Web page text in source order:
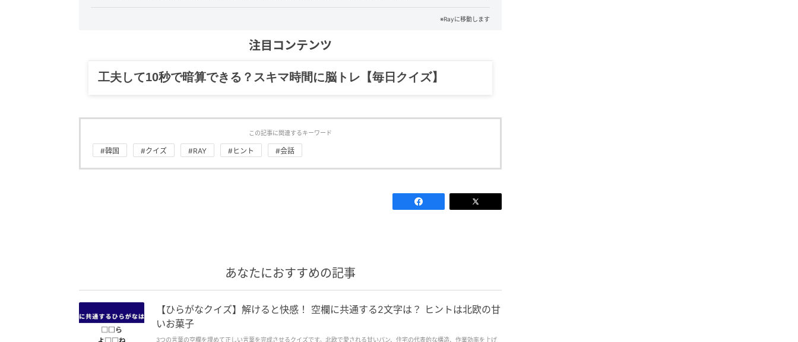
※Rayに移動します
注目コンテンツ
工夫して10秒で暗算できる？スキマ時間に脳トレ【毎日クイズ】
この記事に関連するキーワード
#韓国 #クイズ #RAY #ヒント #会話
あなたにおすすめの記事
【ひらがなクイズ】解けると快感！ 空欄に共通する2文字は？ ヒントは北欧の甘
いお菓子
3つの言葉の空欄を埋めて正しい言葉を完成させるクイズです。北欧で愛される甘いパン、住宅の代表的な構造、作業効率を上げ